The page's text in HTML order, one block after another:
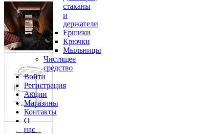
стаканы
и
держатели
Ершики
Крючки
Мыльницы
Чистящее
средство
Войти
Регистрация
Акции
Магазины
Контакты
О
нас